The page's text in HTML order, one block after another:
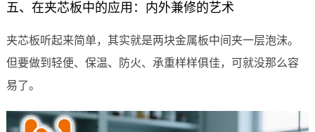
五、在夹芯板中的应用：内外兼修的艺术
夹芯板听起来简单，其实就是两块金属板中间夹一层泡沫。
但要做到轻便、保温、防火、承重样样俱佳，可就没那么容
易了。